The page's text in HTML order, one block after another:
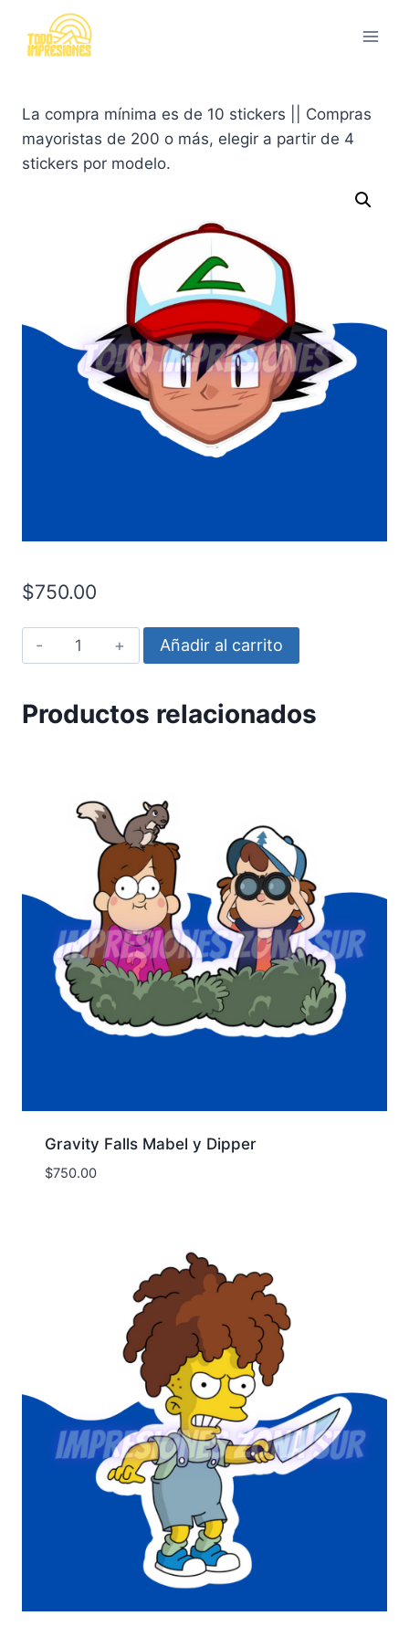
contenido
La compra mínima es de 10 stickers || Compras
mayoristas de 200 o más, elegir a partir de 4
stickers por modelo.
$750.00
Ash
cantidad
Añadir al carrito
Productos relacionados
Gravity Falls Mabel y Dipper
$750.00